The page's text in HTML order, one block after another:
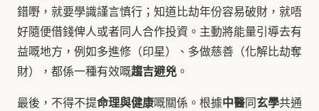
錯嘢，就要學識謹言慎行；知道比劫年份容易破財，就唔
好隨便借錢俾人或者同人合作投資。主動將能量引導去有
益嘅地方，例如多進修（印星）、多做慈善（化解比劫奪
財），都係一種有效嘅趨吉避兇 。
最後，不得不提命理與健康嘅關係。根據中醫同玄學共通